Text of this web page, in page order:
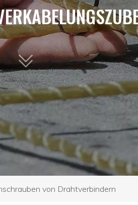
von Drahtverbindern